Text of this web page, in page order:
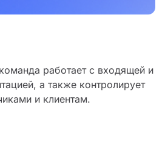
работает с входящей и
а также контролирует
и клиентам.